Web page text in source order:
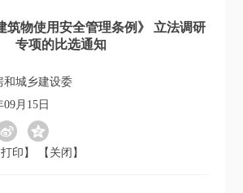
筑物使用安全管理条例》 立法调研
专项的比选通知
和城乡建设委
月15日
打印】 【关闭】